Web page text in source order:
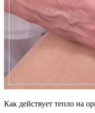
Как действует тепло на